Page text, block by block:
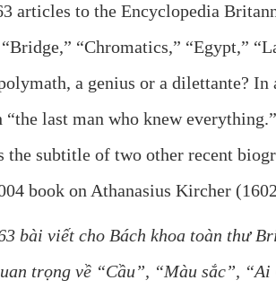
articles to the Encyclopedia
“Chromatics,” “Egypt,”
a genius or a dilettante?
last man who knew
subtitle of two other recent
book on Athanasius Kircher
bài viết cho Bách khoa toàn thư
trọng về “Cầu”, “Màu sắc”,